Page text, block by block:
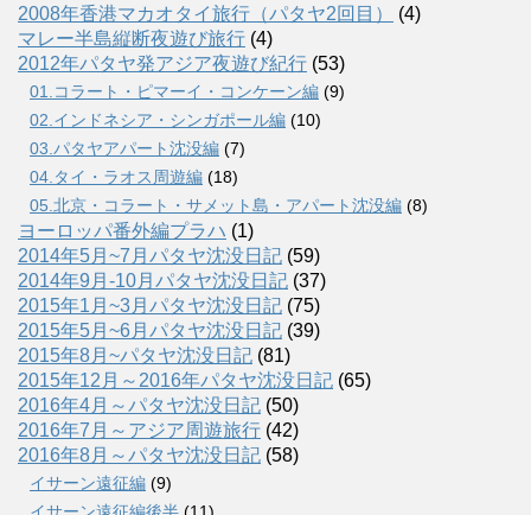
2008年香港マカオタイ旅行（パタヤ2回目）
(4)
マレー半島縦断夜遊び旅行 (4)
2012年パタヤ発アジア夜遊び紀行 (53)
01.コラート・ピマーイ・コンケーン編 (9)
02.インドネシア・シンガポール編 (10)
03.パタヤアパート沈没編 (7)
04.タイ・ラオス周遊編 (18)
05.北京・コラート・サメット島・アパート沈没編 (8)
ヨーロッパ番外編プラハ (1)
2014年5月~7月パタヤ沈没日記 (59)
2014年9月-10月パタヤ沈没日記 (37)
2015年1月~3月パタヤ沈没日記 (75)
2015年5月~6月パタヤ沈没日記 (39)
2015年8月~パタヤ沈没日記 (81)
2015年12月～2016年パタヤ沈没日記 (65)
2016年4月～パタヤ沈没日記 (50)
2016年7月～アジア周遊旅行 (42)
2016年8月～パタヤ沈没日記 (58)
イサーン遠征編 (9)